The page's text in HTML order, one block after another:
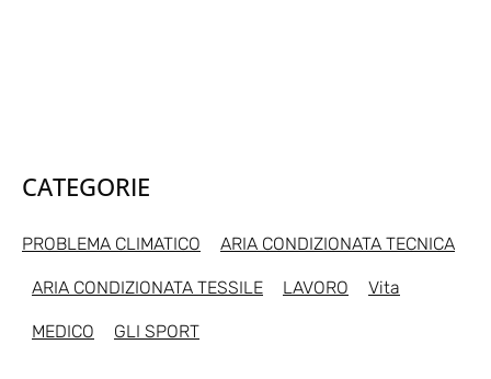
CATEGORIE
PROBLEMA CLIMATICO ARIA CONDIZIONATA TECNICA
ARIA CONDIZIONATA TESSILE LAVORO Vita
MEDICO GLI SPORT